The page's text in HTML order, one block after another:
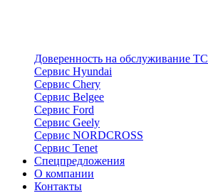
Доверенность на обслуживание ТС
Сервис Hyundai
Сервис Chery
Сервис Belgee
Сервис Ford
Сервис Geely
Сервис NORDCROSS
Сервис Tenet
Спецпредложения
О компании
Контакты